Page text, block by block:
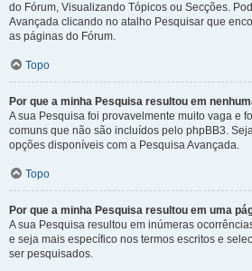
do Fórum, Visualizando Tópicos ou Secções.
Avançada clicando no atalho Pesquisar que
as páginas do Fórum.
Topo
Por que a minha Pesquisa resultou em
A sua Pesquisa foi provavelmente muito vaga e
comuns que não são incluídos pelo phpBB3.
opções disponíveis com a Pesquisa Avançada.
Topo
Por que a minha Pesquisa resultou em uma
A sua Pesquisa resultou em inúmeras
e seja mais específico nos termos escritos e
ser pesquisados.